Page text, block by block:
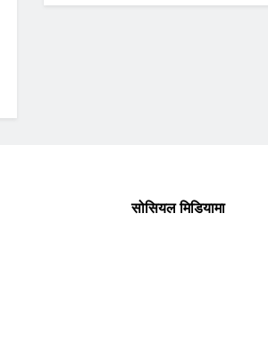
सोसियल मिडियामा